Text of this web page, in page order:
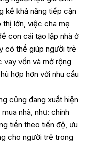
kể khả năng tiếp cận
thị lớn, việc cha mẹ
con cái tạo lập nhà ở
có thể giúp người trẻ
vay vốn và mở rộng
hợp hơn với nhu cầu
cũng đang xuất hiện
nhà, như: chính
tiền theo tiến độ, ưu
cho người trẻ trong